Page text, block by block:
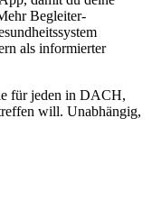
Begleiter-
als informierter
für jeden in DACH,
will. Unabhängig,